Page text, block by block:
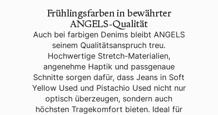
Frühlingsfarben in bewährter
ANGELS-Qualität
Auch bei farbigen Denims bleibt ANGELS
seinem Qualitätsanspruch treu.
Hochwertige Stretch-Materialien,
angenehme Haptik und passgenaue
Schnitte sorgen dafür, dass Jeans in Soft
Yellow Used und Pistachio Used nicht nur
optisch überzeugen, sondern auch
höchsten Tragekomfort bieten. Ideal für